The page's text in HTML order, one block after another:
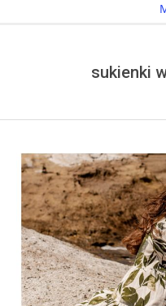
sukienki